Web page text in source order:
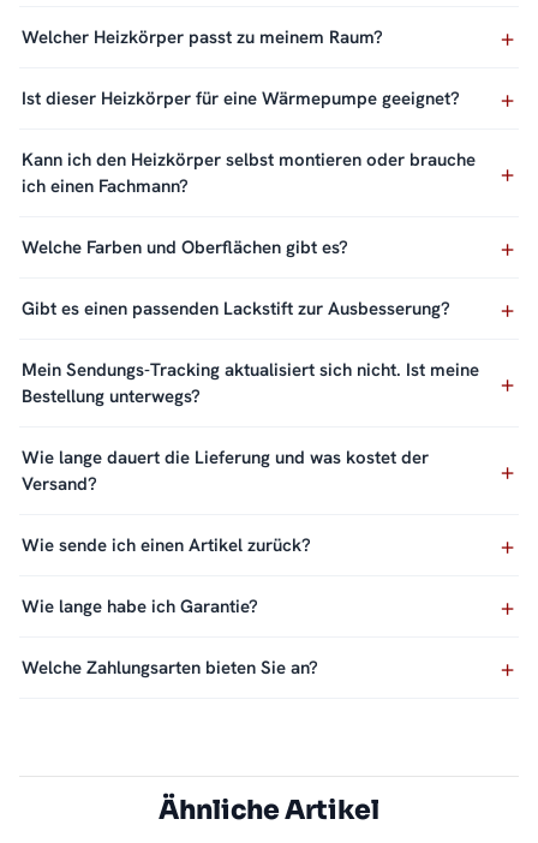
Welcher Heizkörper passt zu meinem Raum?
Ist dieser Heizkörper für eine Wärmepumpe geeignet?
Kann ich den Heizkörper selbst montieren oder brauche
ich einen Fachmann?
Welche Farben und Oberflächen gibt es?
Gibt es einen passenden Lackstift zur Ausbesserung?
Mein Sendungs-Tracking aktualisiert sich nicht. Ist meine
Bestellung unterwegs?
Wie lange dauert die Lieferung und was kostet der
Versand?
Wie sende ich einen Artikel zurück?
Wie lange habe ich Garantie?
Welche Zahlungsarten bieten Sie an?
Ähnliche Artikel